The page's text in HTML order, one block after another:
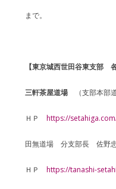
まで。
【東京城西世田谷東支部
三軒茶屋道場（支部本部
ＨＰ https://
田無道場 分支部長 佐野
ＨＰ https://tanashi-